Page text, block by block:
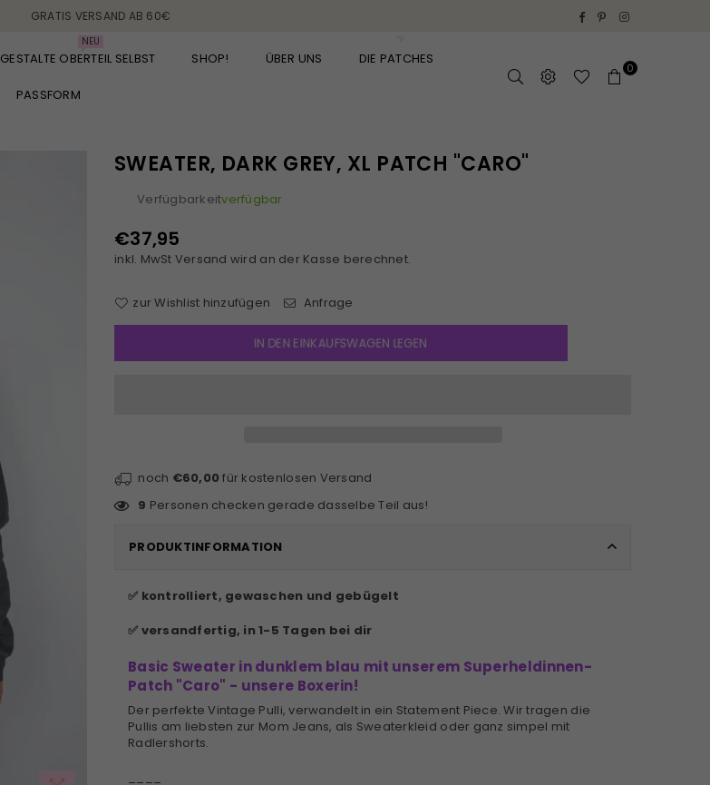
GRATIS VERSAND AB 60€ Facebook
PinterestInstagram
GESTALTE OBERTEIL SELBST
NEU
SHOP! ÜBER UNS DIE PATCHES
PASSFORM
0
SWEATER, DARK GREY, XL PATCH "CARO"
Verfügbarkeitverfügbar
Normaler
Preis
€37,95
inkl. MwSt Versand wird an der Kasse berechnet.
zur Wishlist hinzufügen Anfrage
IN DEN EINKAUFSWAGEN LEGEN
noch €60,00 für kostenlosen Versand
9 Personen checken gerade dasselbe Teil aus!
PRODUKTINFORMATION
✅ kontrolliert, gewaschen und gebügelt
✅ versandfertig, in 1-5 Tagen bei dir
Basic Sweater in dunklem blau mit unserem Superheldinnen-
Patch "Caro" - unsere Boxerin!
Der perfekte Vintage Pulli, verwandelt in ein Statement Piece. Wir tragen die
Pullis am liebsten zur Mom Jeans, als Sweaterkleid oder ganz simpel mit
Radlershorts.